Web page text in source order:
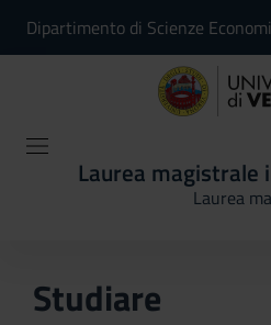
Dipartimento di Scienze
Laurea magistrale
Laurea
Studiare